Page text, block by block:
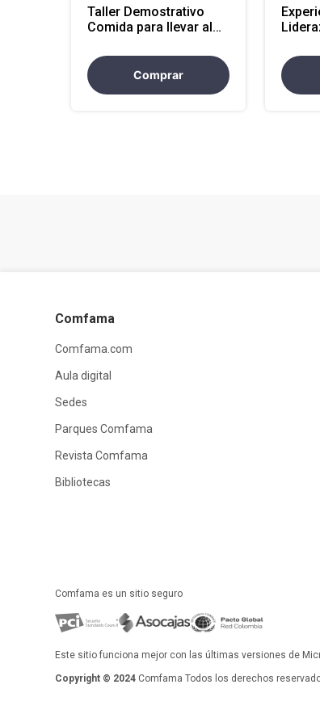
Taller Demostrativo
Comida para llevar al
Externa
Comprar
Comfama
Comfama.com
Aula digital
Sedes
Parques Comfama
Revista Comfama
Bibliotecas
Comfama es un sitio seguro
Este sitio funciona mejor con las últimas versiones de
Copyright © 2024 Comfama Todos los derechos